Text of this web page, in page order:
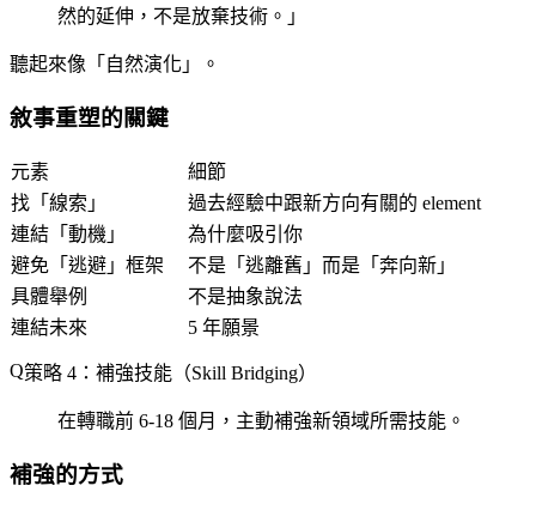
然的延伸，不是放棄技術。」
聽起來像「自然演化」。
敘事重塑的關鍵
元素
細節
找「線索」
過去經驗中跟新方向有關的 element
連結「動機」
為什麼吸引你
避免「逃避」框架
不是「逃離舊」而是「奔向新」
具體舉例
不是抽象說法
連結未來
5 年願景
策略 4：補強技能（Skill Bridging）
在轉職前 6-18 個月，主動補強新領域所需技能。
補強的方式